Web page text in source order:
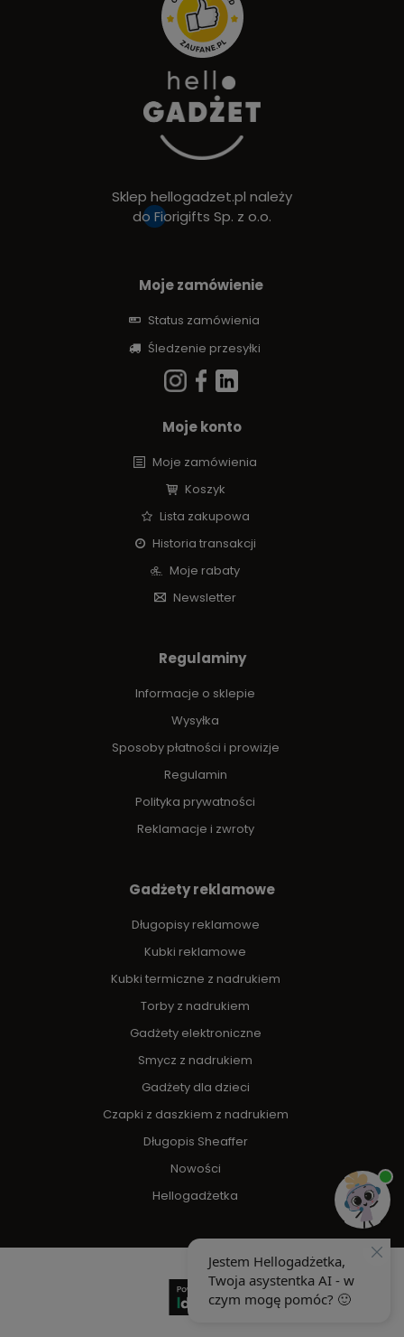
Sklep hellogadzet.pl należy
do Fiorigifts Sp. z o.o.
Moje zamówienie
Status zamówienia
Śledzenie przesyłki
Moje konto
Moje zamówienia
Koszyk
Lista zakupowa
Historia transakcji
Moje rabaty
Newsletter
Regulaminy
Informacje o sklepie
Wysyłka
Sposoby płatności i prowizje
Regulamin
Polityka prywatności
Reklamacje i zwroty
Gadżety reklamowe
Długopisy reklamowe
Kubki reklamowe
Kubki termiczne z nadrukiem
Torby z nadrukiem
Gadżety elektroniczne
Smycz z nadrukiem
Gadżety dla dzieci
Czapki z daszkiem z nadrukiem
Długopis Sheaffer
Nowości
Hellogadżetka